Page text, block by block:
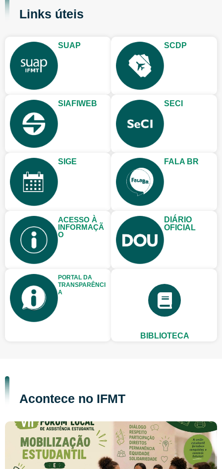
Links úteis
SUAP SCDP
SIAFIWEB SECI
SIGE FALA BR
ACESSO À
INFORMAÇÃ
O
DIÁRIO
OFICIAL
PORTAL DA
TRANSPARÊNCI
A
BIBLIOTECA
Acontece no IFMT